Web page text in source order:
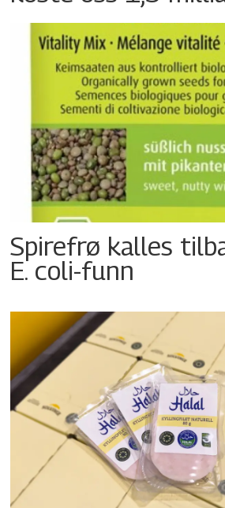
Spirefrø kalles
E. coli-funn